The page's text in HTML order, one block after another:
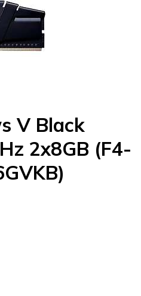
V Black
2x8GB (F4-